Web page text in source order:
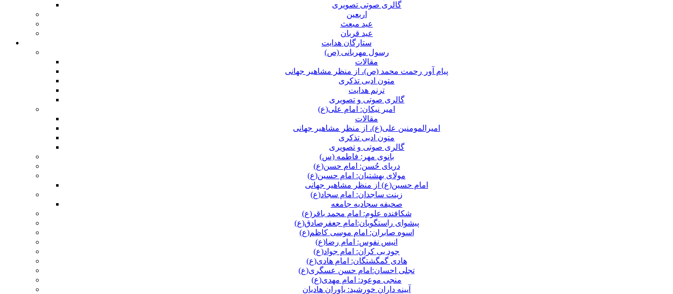
گالری صوتی تصویری
اربعین
عید مبعث
عید قربان
ستارگان هدایت
رسول مهربانی (ص)
مقالات
پیام آور رحمت محمد (ص)، از منظر مشاهیر جهانی
متون ادبی تذکری
ترنم هدایت
گالری صوتی و تصویری
امیر نیکان: امام علی(ع)
مقالات
امیرالمومنین علی(ع)، از منظر مشاهیر جهانی
متون ادبی تذکری
گالری صوتی و تصویری
بانوی مهر: فاطمه (س)
دریای حُسن: امام حسن(ع)
مولای بهشتیان: امام حسین(ع)
امام حسین(ع) از منظر مشاهیر جهانی
زینت ساجدان: امام سجاد(ع)
صحیفه سجادیه جامعه
شکافنده علوم: امام محمد باقر(ع)
پیشوای راستگویان:امام جعفرصادق(ع)
اسوه صابران: امام موسی کاظم(ع)
انیس نفوس: امام رضا(ع)
جود بی کران: امام جواد(ع)
هادی گمگشتگان: امام هادی(ع)
تجلی احسان:امام حسن عسگری(ع)
منجی موعود: امام مهدی(ع)
آیینه داران خورشید: یاوران هادیان